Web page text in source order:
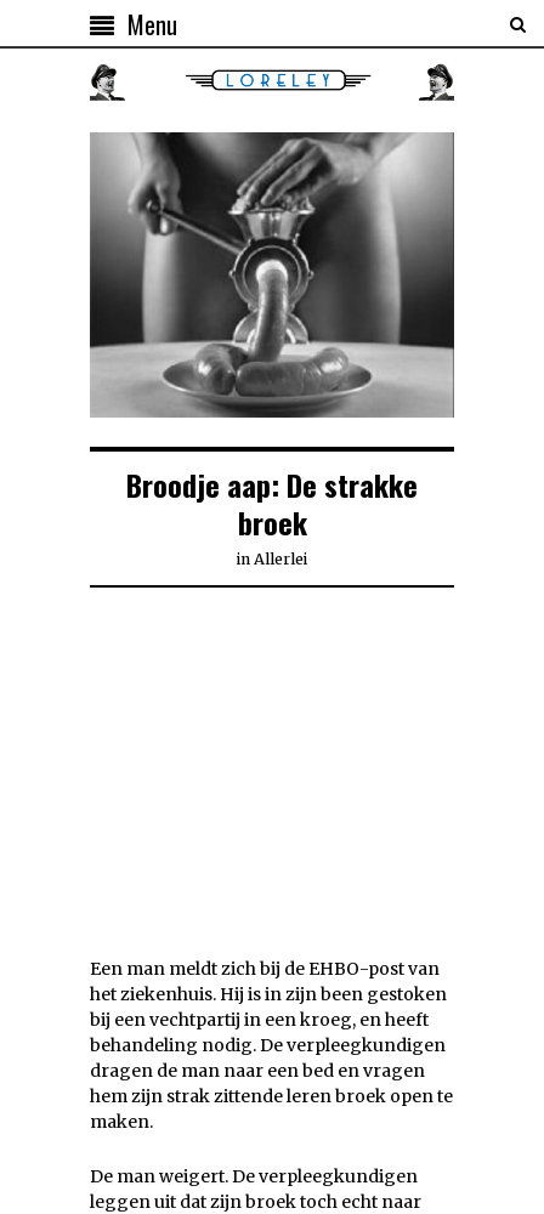
Menu
Broodje aap: De strakke
broek
in Allerlei
Een man meldt zich bij de EHBO-post van
het ziekenhuis. Hij is in zijn been gestoken
bij een vechtpartij in een kroeg, en heeft
behandeling nodig. De verpleegkundigen
dragen de man naar een bed en vragen
hem zijn strak zittende leren broek open te
maken.
De man weigert. De verpleegkundigen
leggen uit dat zijn broek toch echt naar